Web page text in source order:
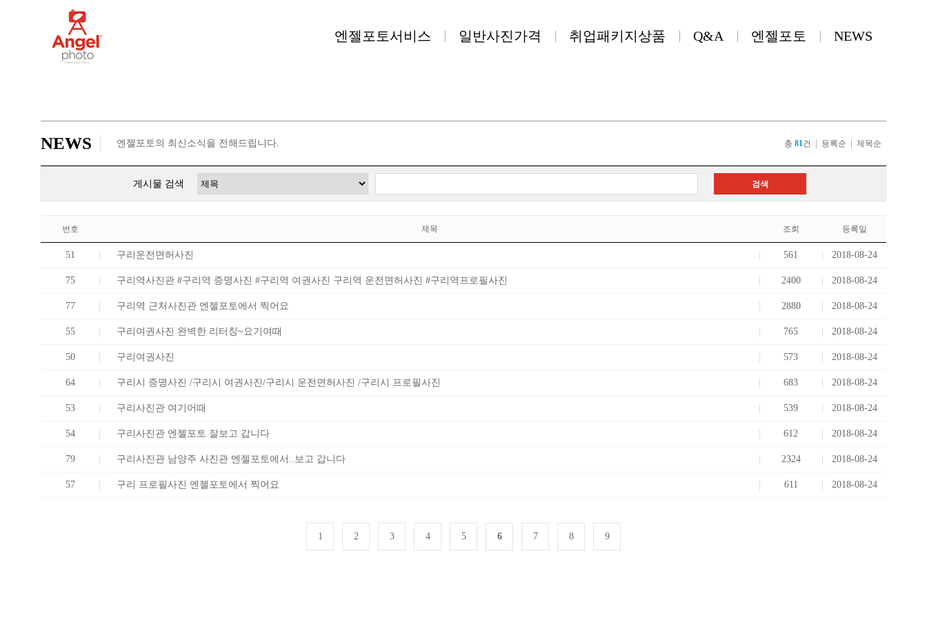
엔젤포토서비스 일반사진가격 취업패키지상품 Q&A 엔젤포토 NEWS
NEWS 엔젤포토의 최신소식을 전해드립니다. 총 81건 등록순 제목순
게시물 검색 검색
번호 제목 조회 등록일
51 구리운전면허사진 561 2018-08-24
75 구리역사진관 #구리역 증명사진 #구리역 여권사진 구리역 운전면허사진 #구리역프로필사진 2400 2018-08-24
77 구리역 근처사진관 엔젤포토에서 찍어요 2880 2018-08-24
55 구리여권사진 완벽한 리터칭~요기여때 765 2018-08-24
50 구리여권사진 573 2018-08-24
64 구리시 증명사진 /구리시 여권사진/구리시 운전면허사진 /구리시 프로필사진 683 2018-08-24
53 구리사진관 여기어때 539 2018-08-24
54 구리사진관 엔젤포토 잘보고 갑니다 612 2018-08-24
79 구리사진관 남양주 사진관 엔젤포토에서..보고 갑니다 2324 2018-08-24
57 구리 프로필사진 엔젤포토에서 찍어요 611 2018-08-24
1 2 3 4 5 6 7 8 9